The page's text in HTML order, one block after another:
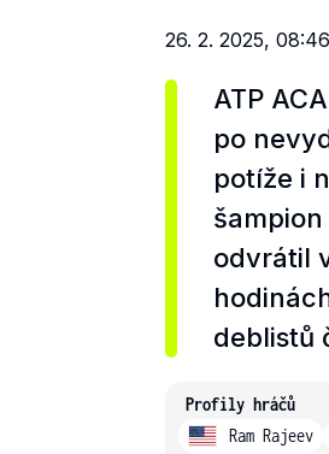
26. 2. 2025, 08:46
ATP
po
potíže i
odvrátil
deblistů
Profily hráčů
Ram Rajeev